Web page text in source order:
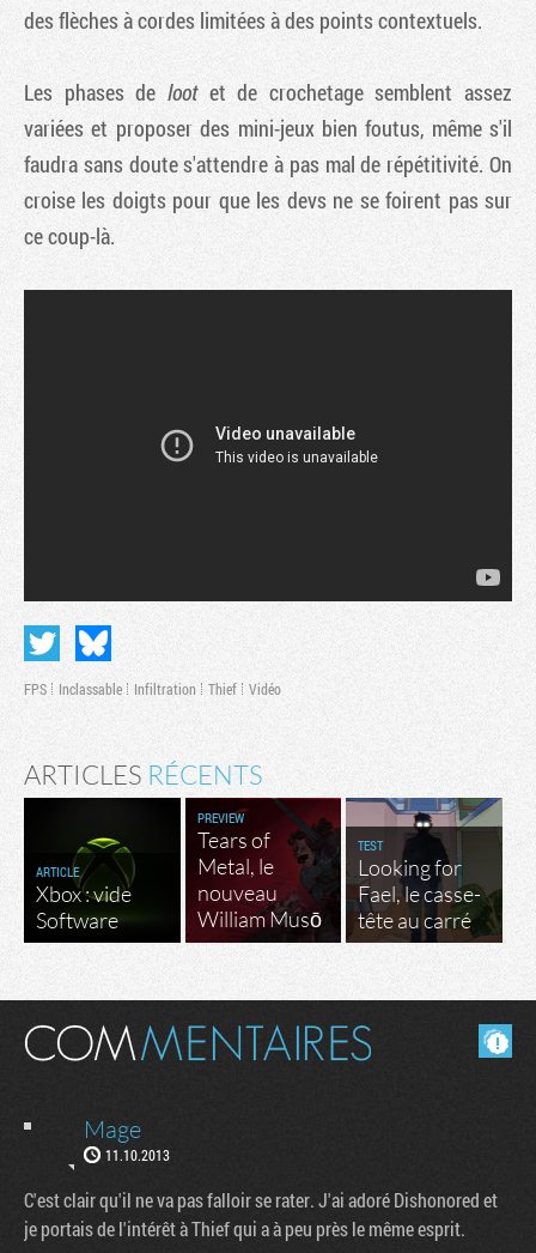
des flèches à cordes limitées à des points contextuels.
Les phases de lootet de crochetage semblent assez
variées et proposer des mini-jeux bien foutus, même s'il
faudra sans doute s'attendre à pas mal de répétitivité. On
croise les doigts pour que les devs ne se foirent pas sur
ce coup-là.
FPS Inclassable Infiltration Thief Vidéo
ARTICLES RÉCENTS
ARTICLE
Xbox : vide
Software
PREVIEW
Tears of
Metal, le
nouveau
William Musō
TEST
Looking for
Fael, le casse-
tête au carré
Masquer les commentaires lus.
Mage
11.10.2013
C'est clair qu'il ne va pas falloir se rater. J'ai adoré Dishonored et
je portais de l'intérêt à Thief qui a à peu près le même esprit.